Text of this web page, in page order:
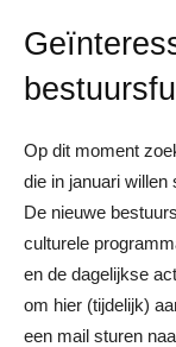
Op dit moment
die in januari willen
De nieuwe
culturele
en de dagelijkse
om hier (tijdelijk)
een mail sturen